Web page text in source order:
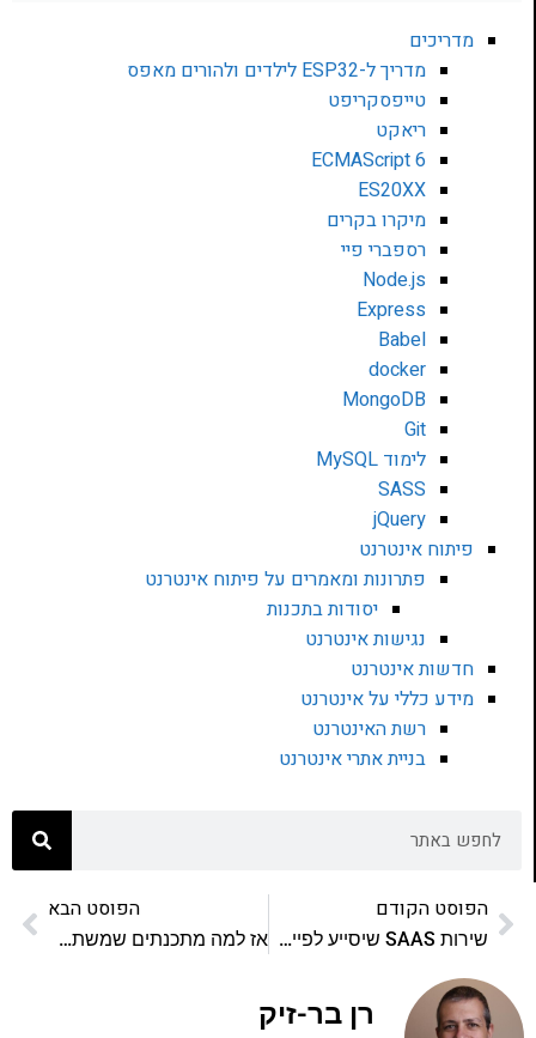
מדריכים
מדריך ל-ESP32 לילדים ולהורים מאפס
טייפסקריפט
ריאקט
ECMAScript 6
ES20XX
מיקרו בקרים
רספברי פיי
Node.js
Express
Babel
docker
MongoDB
Git
לימוד MySQL
SASS
jQuery
פיתוח אינטרנט
פתרונות ומאמרים על פיתוח אינטרנט
יסודות בתכנות
נגישות אינטרנט
חדשות אינטרנט
מידע כללי על אינטרנט
רשת האינטרנט
בניית אתרי אינטרנט
הפוסט הקודם
שירות SAAS שיסייע לפייסבוק
הפוסט הבא
אז למה מתכנתים שמשתמשים ברווחים במקום טאבים מרוויחים יותר?
רן בר-זיק